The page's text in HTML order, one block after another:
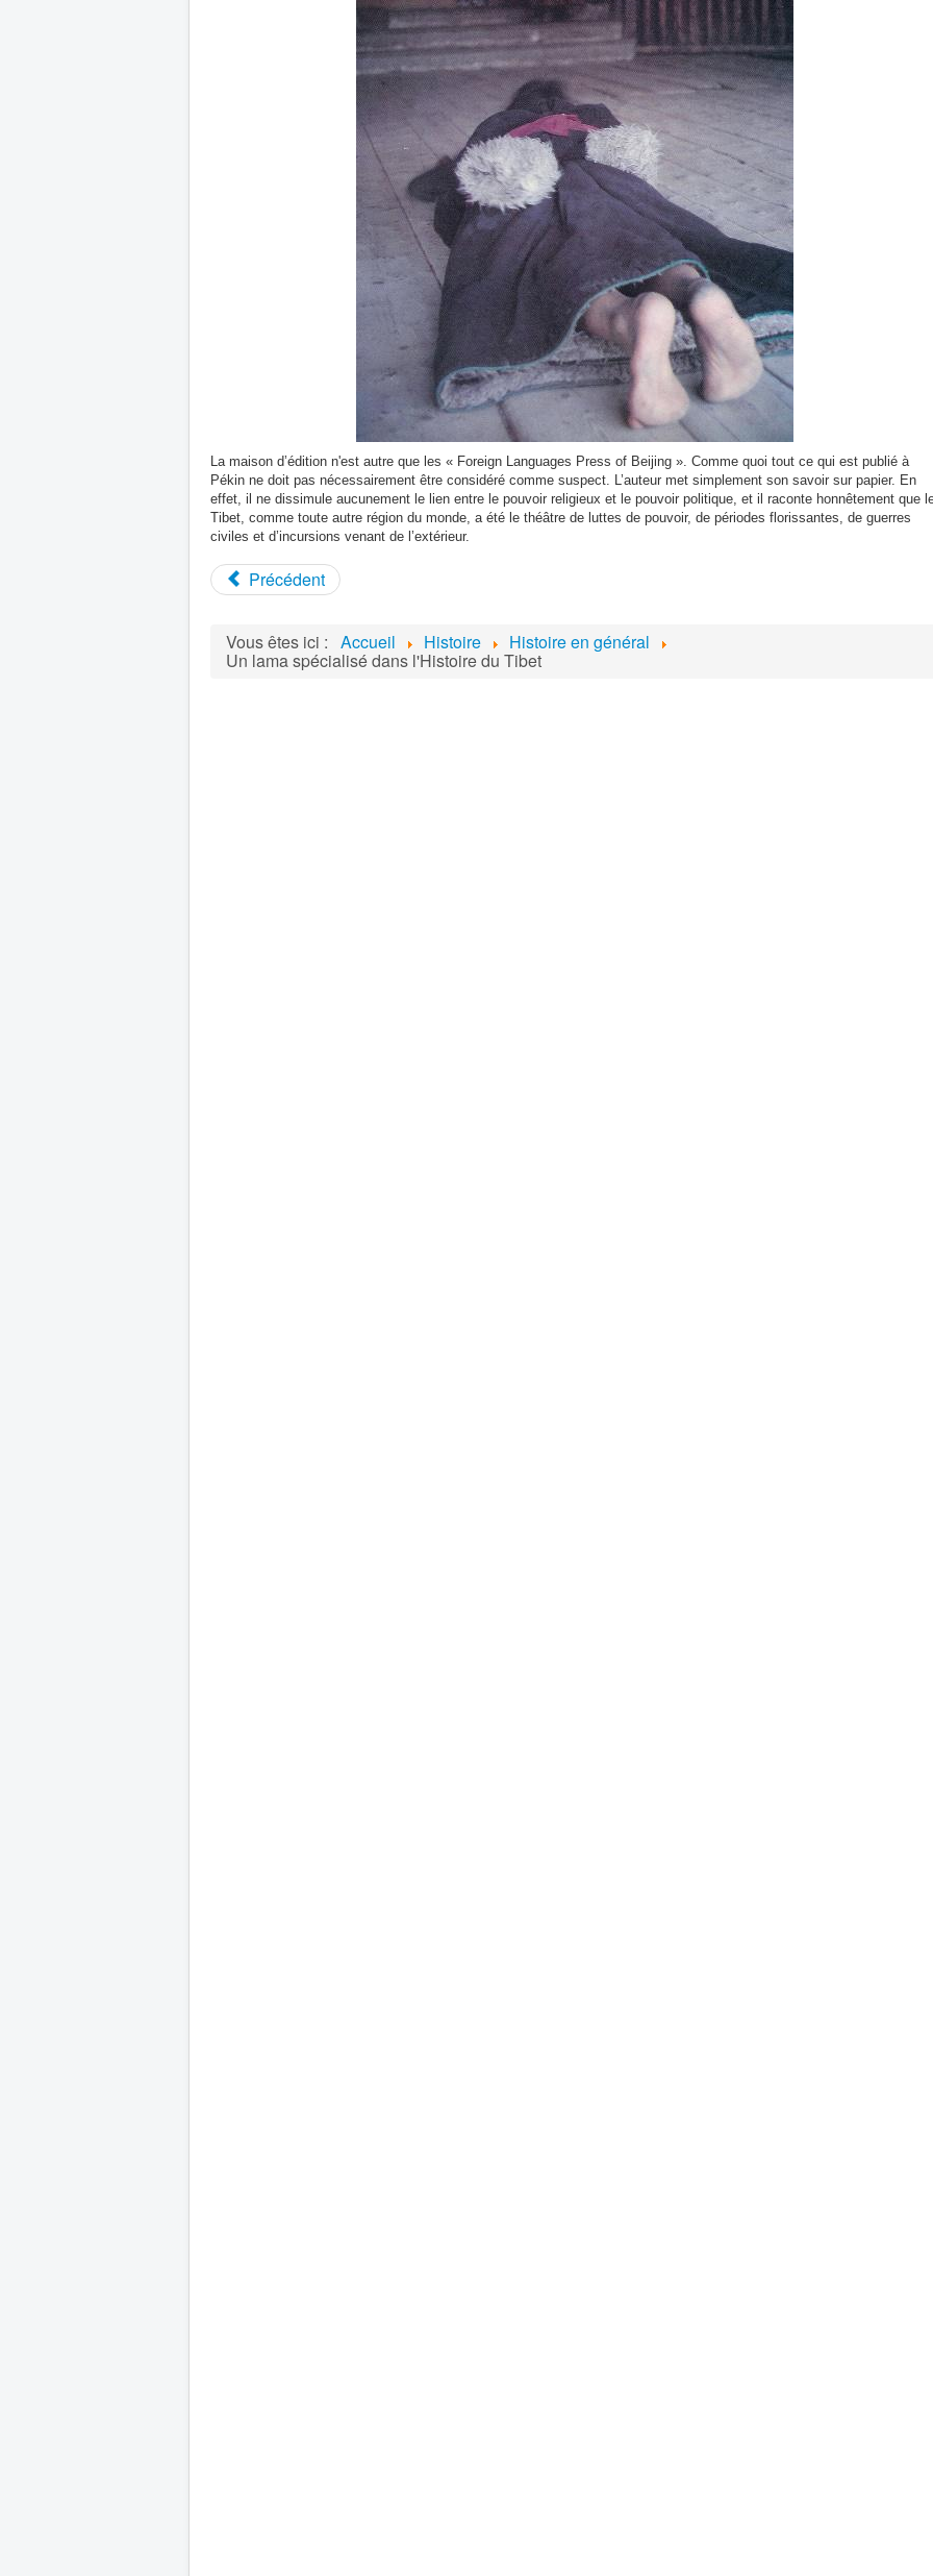
La maison d’édition n'est autre que les « Foreign Languages Press of Beijing ». Comme quoi tout ce qui est publié à
Pékin ne doit pas nécessairement être considéré comme suspect. L’auteur met simplement son savoir sur papier. En
effet, il ne dissimule aucunement le lien entre le pouvoir religieux et le pouvoir politique, et il raconte honnêtement que
Tibet, comme toute autre région du monde, a été le théâtre de luttes de pouvoir, de périodes florissantes, de guerres
civiles et d’incursions venant de l’extérieur.
Précédent
Vous êtes ici : Accueil Histoire Histoire en général
Un lama spécialisé dans l'Histoire du Tibet